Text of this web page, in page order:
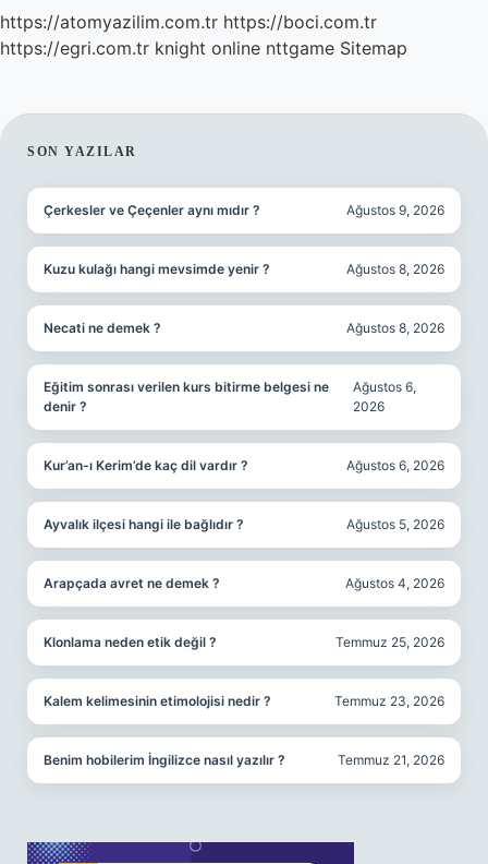
https://atomyazilim.com.tr https://boci.com.tr
https://egri.com.tr knight online nttgame Sitemap
SIDEBAR
SON YAZILAR
Çerkesler ve Çeçenler aynı mıdır ? Ağustos 9, 2026
Kuzu kulağı hangi mevsimde yenir ? Ağustos 8, 2026
Necati ne demek ? Ağustos 8, 2026
Eğitim sonrası verilen kurs bitirme belgesi ne
denir ?
Ağustos 6,
2026
Kur’an-ı Kerim’de kaç dil vardır ? Ağustos 6, 2026
Ayvalık ilçesi hangi ile bağlıdır ? Ağustos 5, 2026
Arapçada avret ne demek ? Ağustos 4, 2026
Klonlama neden etik değil ? Temmuz 25, 2026
Kalem kelimesinin etimolojisi nedir ? Temmuz 23, 2026
Benim hobilerim İngilizce nasıl yazılır ? Temmuz 21, 2026